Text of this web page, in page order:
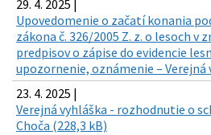
29. 4. 2025 |
Upovedomenie o začatí konania
zákona č. 326/2005 Z. z. o lesoch v
predpisov o zápise do evidencie
upozornenie, oznámenie – Verejná
23. 4. 2025 |
Verejná vyhláška - rozhodnutie o
Choča (228,3 kB)